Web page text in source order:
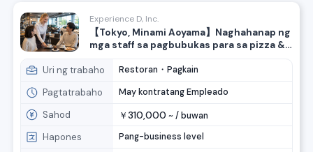
Experience D, Inc.
【Tokyo, Minami Aoyama】Naghahanap ng
mga staff sa pagbubukas para sa pizza &
Uri ng trabaho
Restoran・Pagkain
Pagtatrabaho May kontratang Empleado
Sahod ￥310,000 ~ /buwan
Hapones Pang-business level